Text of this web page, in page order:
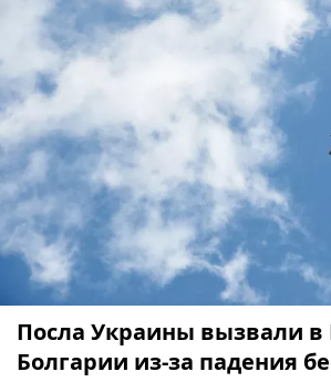
Посла Украины вызвали
Болгарии из-за падения